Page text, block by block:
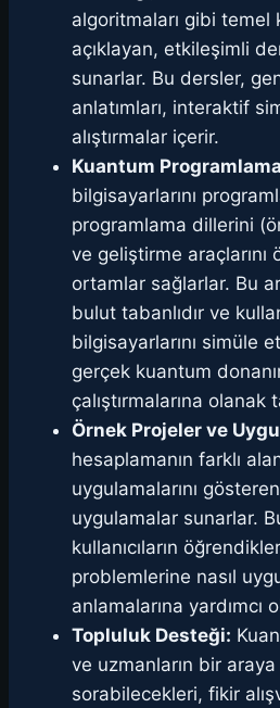
algoritmaları gibi temel
açıklayan, etkileşimli
sunarlar. Bu dersler,
anlatımları, interaktif
alıştırmalar içerir.
Kuantum
bilgisayarlarını
programlama dillerini
ve geliştirme araçlarını
ortamlar sağlarlar. Bu
bulut tabanlıdır ve
bilgisayarlarını simüle
gerçek kuantum
çalıştırmalarına olanak
Örnek Projeler ve
hesaplamanın farklı
uygulamalarını
uygulamalar sunarlar.
kullanıcıların
problemlerine nasıl
anlamalarına yardımcı
Topluluk Desteği:
ve uzmanların bir
sorabilecekleri, fikir